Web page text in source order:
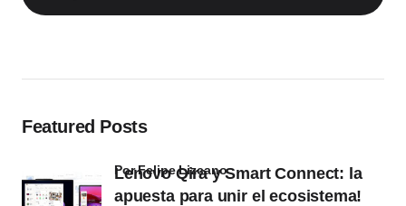
Featured Posts
Lenovo Qira y Smart Connect: la
apuesta para unir el ecosistema!
por Felipe Lizcano